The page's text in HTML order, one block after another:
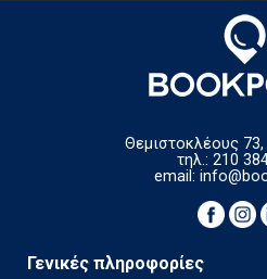
Θεμιστοκλέους
τηλ.: 210
email:
Γενικές πληροφορίες